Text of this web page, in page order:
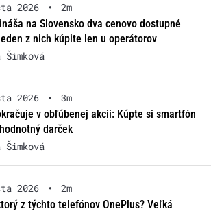
2026 •
2m
na Slovensko dva cenovo dostupné
z nich kúpite len u operátorov
2026 •
3m
v obľúbenej akcii: Kúpte si smartfón
darček
2026 •
2m
z týchto telefónov OnePlus? Veľká